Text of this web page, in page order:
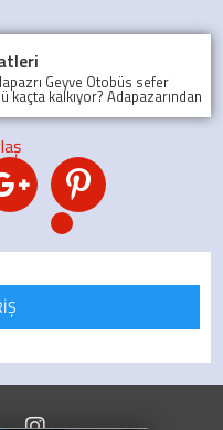
Geyve Otobüs sefer
kaçta kalkıyor? Adapazarından
tarifesi, geyve koop otobüs